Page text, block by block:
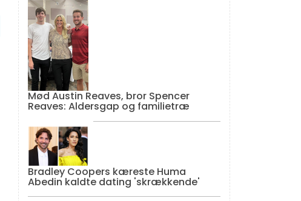
Mød Austin Reaves, bror Spencer
Reaves: Aldersgap og familietræ
Bradley Coopers kæreste Huma
Abedin kaldte dating 'skrækkende'